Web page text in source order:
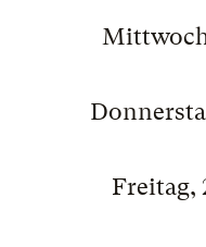
Freitag,